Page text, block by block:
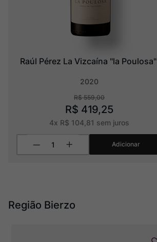
Raúl Pérez La Vizcaína "la Poulosa"
2020
R$ 559,00
R$ 419,25
4x R$ 104 81 sem juros
Adicionar
Região Bierzo